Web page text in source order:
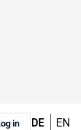
in DE EN